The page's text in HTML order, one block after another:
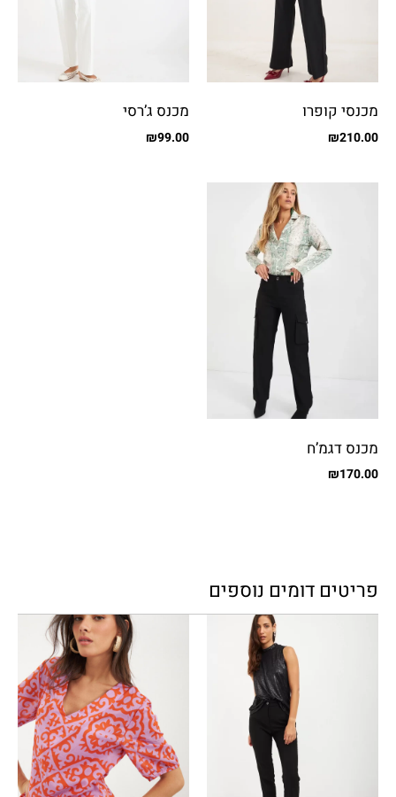
מכנסי קופרו
₪210.00
מכנס ג’רסי
₪99.00
מכנס דגמ’ח
₪170.00
פריטים דומים נוספים